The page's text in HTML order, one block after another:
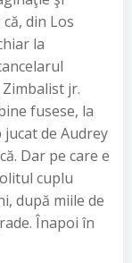
din Los
la
jr.
fusese, la
de Audrey
Dar pe care e
cuplu
după miile de
Înapoi în